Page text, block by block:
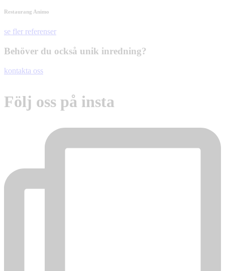
Restaurang Animo
se fler referenser
Behöver du också unik inredning?
kontakta oss
Följ oss på insta